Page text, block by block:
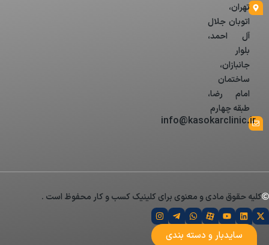
سایدبار و دسته بندی
تهران،
اتوبان جلال
آل احمد،
بلوار
جانبازان،
ساختمان
امام رضا،
طبقه چهارم
info@kasokarclinic.ir
کلیه حقوق مادی و معنوی برای کلینیک کسب و کار محفوظ است .